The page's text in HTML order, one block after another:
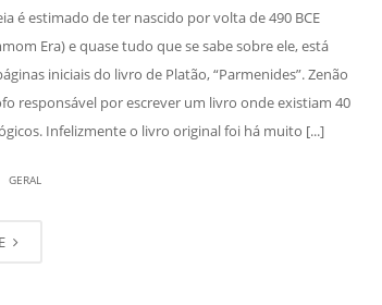
é estimado de ter nascido por volta de 490 BCE
Era) e quase tudo que se sabe sobre ele, está
iniciais do livro de Platão, “Parmenides”. Zenão
responsável por escrever um livro onde existiam 40
Infelizmente o livro original foi há muito [...]
GERAL